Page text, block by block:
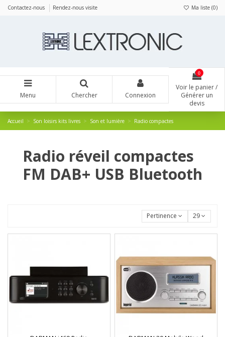
Contactez-nous Rendez-nous visite Ma liste (0)
Menu Chercher Connexion
0
Voir le panier /
Générer un
devis
Accueil Son loisirs kits livres Son et lumière Radio compactes
Radio réveil compactes
FM DAB+ USB Bluetooth
Pertinence 29
Panneau de gestion des cookies